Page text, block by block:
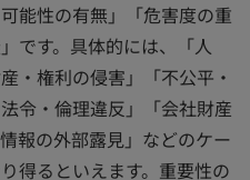
能性の有無」「危害度の重
です。具体的には、「人
・権利の侵害」「不公平・
令・倫理違反」「会社財産
報の外部露見」などのケー
得るといえます。重要性の